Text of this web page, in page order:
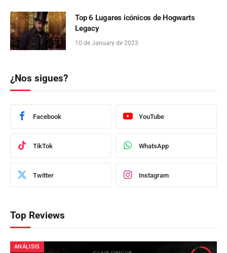
Top 6 Lugares icónicos de Hogwarts
Legacy
10 de January de 2023
¿Nos sigues?
Facebook YouTube
TikTok WhatsApp
Twitter Instagram
Top Reviews
ANÁLISIS